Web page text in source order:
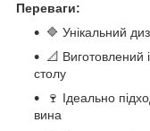
Переваги:
🔷 Унікальний
📐 Виготовлений
столу
🍷 Ідеально
вина